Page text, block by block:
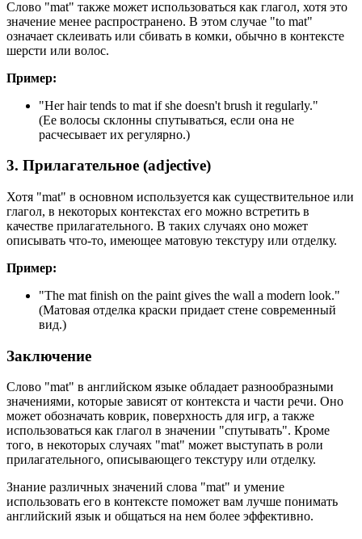
Слово "mat" также может использоваться как глагол, хотя это
значение менее распространено. В этом случае "to mat"
означает склеивать или сбивать в комки, обычно в контексте
шерсти или волос.
Пример:
"Her hair tends to mat if she doesn't brush it regularly."
(Ее волосы склонны спутываться, если она не
расчесывает их регулярно.)
3. Прилагательное (adjective)
Хотя "mat" в основном используется как существительное или
глагол, в некоторых контекстах его можно встретить в
качестве прилагательного. В таких случаях оно может
описывать что-то, имеющее матовую текстуру или отделку.
Пример:
"The mat finish on the paint gives the wall a modern look."
(Матовая отделка краски придает стене современный
вид.)
Заключение
Слово "mat" в английском языке обладает разнообразными
значениями, которые зависят от контекста и части речи. Оно
может обозначать коврик, поверхность для игр, а также
использоваться как глагол в значении "спутывать". Кроме
того, в некоторых случаях "mat" может выступать в роли
прилагательного, описывающего текстуру или отделку.
Знание различных значений слова "mat" и умение
использовать его в контексте поможет вам лучше понимать
английский язык и общаться на нем более эффективно.